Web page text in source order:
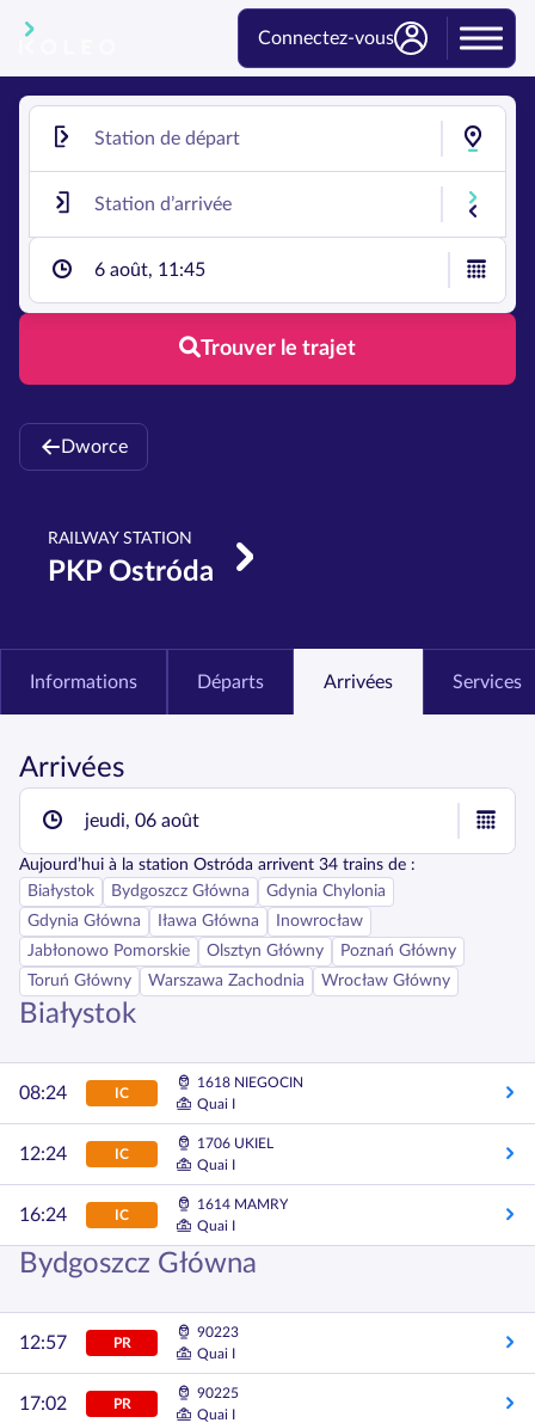
Connectez-vous
6 août, 11:45
Trouver le trajet
Dworce
RAILWAY STATION
PKP Ostróda
Informations Départs Arrivées Services
Arrivées
jeudi, 06 août
Aujourd’hui à la station Ostróda arrivent 34 trains de :
Białystok
Bydgoszcz Główna
Gdynia Chylonia
Gdynia Główna
Iława Główna
Inowrocław
Jabłonowo Pomorskie
Olsztyn Główny
Poznań Główny
Toruń Główny
Warszawa Zachodnia Wrocław Główny
Białystok
08:24 IC
1618 NIEGOCIN
Quai I
12:24 IC
1706 UKIEL
Quai I
16:24 IC
1614 MAMRY
Quai I
Bydgoszcz Główna
12:57 PR
90223
Quai I
17:02 PR
90225
Quai I